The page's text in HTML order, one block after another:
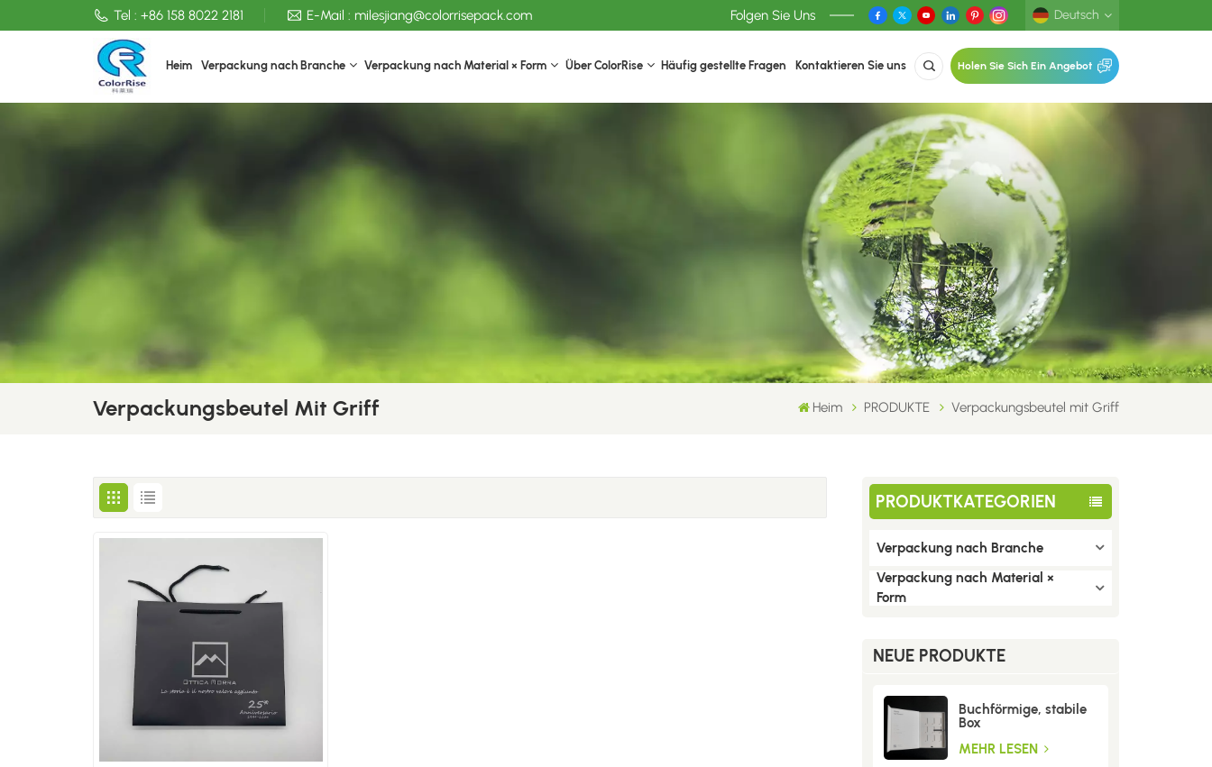
Tel : +86 158 8022 2181 E-Mail : milesjiang@colorrisepack.com Folgen Sie Uns Deutsch
Deutsch
Heim Verpackung nach Branche Verpackung nach Material × Form Über ColorRise Häufig gestellte Fragen Kontaktieren Sie uns Holen Sie Sich Ein Angebot
Verpackungsbeutel Mit Griff Heim PRODUKTE Verpackungsbeutel mit Griff
PRODUKTKATEGORIEN
Verpackung nach Branche
Verpackung nach Material ×
Form
NEUE PRODUKTE
Buchförmige, stabile
Box
MEHR LESEN